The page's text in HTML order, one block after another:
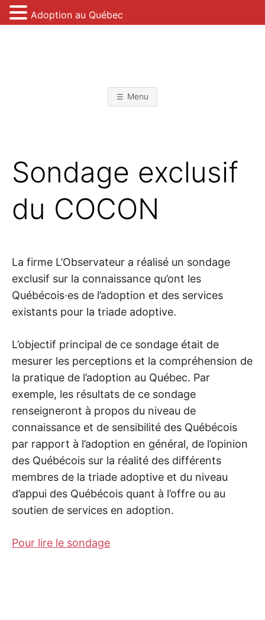
'
D
O
P
I
O
A
U
Q
U
É
B
Menu
Sondage exclusif
du COCON
La firme L’Observateur a réalisé un sondage
exclusif sur la connaissance qu’ont les
Québécois·es de l’adoption et des services
existants pour la triade adoptive.
L’objectif principal de ce sondage était de
mesurer les perceptions et la compréhension de
la pratique de l’adoption au Québec. Par
exemple, les résultats de ce sondage
renseigneront à propos du niveau de
connaissance et de sensibilité des Québécois
par rapport à l’adoption en général, de l’opinion
des Québécois sur la réalité des différents
membres de la triade adoptive et du niveau
d’appui des Québécois quant à l’offre ou au
soutien de services en adoption.
Pour lire le sondage
Adoption au Québec